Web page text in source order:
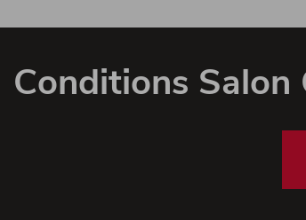
Conditions Salon